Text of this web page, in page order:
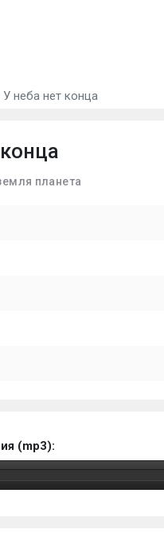
У неба нет конца
планета
(mp3):